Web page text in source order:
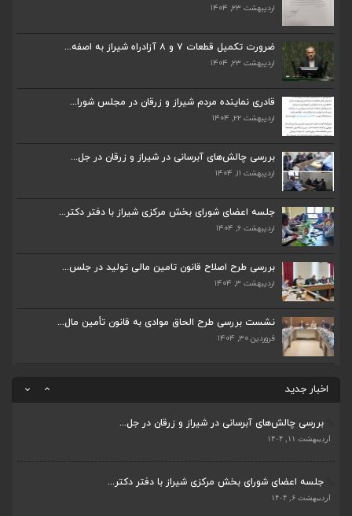
اردیبهشت ۲۳, ۱۴۰۴
ضرورت تکمیل قطعات ۷ و ۸ آزادراه شیراز به اصفه...
اردیبهشت ۲۳, ۱۴۰۴
قادری نماینده مردم شیراز و زرقان در مجلس شورا...
اردیبهشت ۲۲, ۱۴۰۴
بررسی چالش‌های آبرسانی در شیراز و زرقان در جل...
اردیبهشت ۱۱, ۱۴۰۴
جلسه اعضای شورای بخش مرکزی شیراز با دفتر دکتر...
اردیبهشت ۶, ۱۴۰۴
بررسی طرح اصلاح قانون تامین مالی تولید در جلس...
اردیبهشت ۳, ۱۴۰۴
نشست بررسی طرح الحاق موادی به قانون تأمین مال...
فروردین ۳۰, ۱۴۰۴
اخبار جدید
ضرورت تکمیل قطعات ۷ و ۸ آزادراه شیراز به اصفه...
اردیبهشت ۲۳, ۱۴۰۴
قادری نماینده مردم شیراز و زرقان در مجلس شورا...
بررسی چالش‌های آبرسانی در شیراز و زرقان در جل...
جلسه اعضای شورای بخش مرکزی شیراز با دفتر دکتر...
پیگیری دکتر قادری و سایر نمایندگان شیراز ارتق...
اردیبهشت ۲۳, ۱۴۰۴
ضرورت تکمیل قطعات ۷ و ۸ آزادراه شیراز به اصفه...
اردیبهشت ۲۳, ۱۴۰۴
بررسی چالش‌های آبرسانی در شیراز و زرقان در جل...
اردیبهشت ۱۱, ۱۴۰۴
جلسه اعضای شورای بخش مرکزی شیراز با دفتر دکتر...
اردیبهشت ۶, ۱۴۰۴
ضرورت تکمیل قطعات ۷ و ۸ آزادراه شیراز به اصفه...
قادری نماینده مردم شیراز و زرقان در مجلس شورا...